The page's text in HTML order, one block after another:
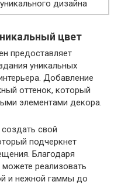
цвет
предоставляет
уникальных
Добавление
оттенок, который
элементами декора.
свой
подчеркнет
Благодаря
реализовать
и нежной гаммы до